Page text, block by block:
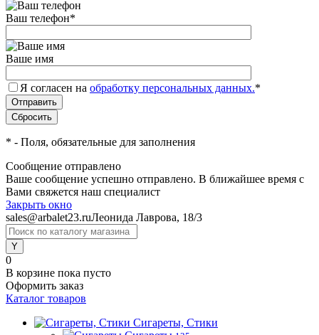
Ваш телефон*
Ваше имя
Я согласен на обработку персональных данных.*
* - Поля, обязательные для заполнения
Сообщение отправлено
Ваше сообщение успешно отправлено. В ближайшее время с
Вами свяжется наш специалист
Закрыть окно
sales@arbalet23.ruЛеонида Лаврова, 18/3
0
В корзине пока пусто
Оформить заказ
Каталог товаров
Сигареты, Стики